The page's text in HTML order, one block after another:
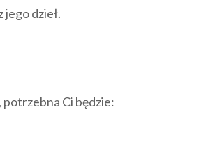
jego dzieł.
Ci będzie: